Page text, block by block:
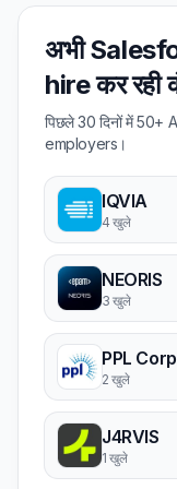
अभी
hire कर रही
पिछले 30 दिनों में 50+
employers।
IQVIA
4 खुले
NEORIS
3 खुले
PPL
2 खुले
J4RVIS
1 खुले